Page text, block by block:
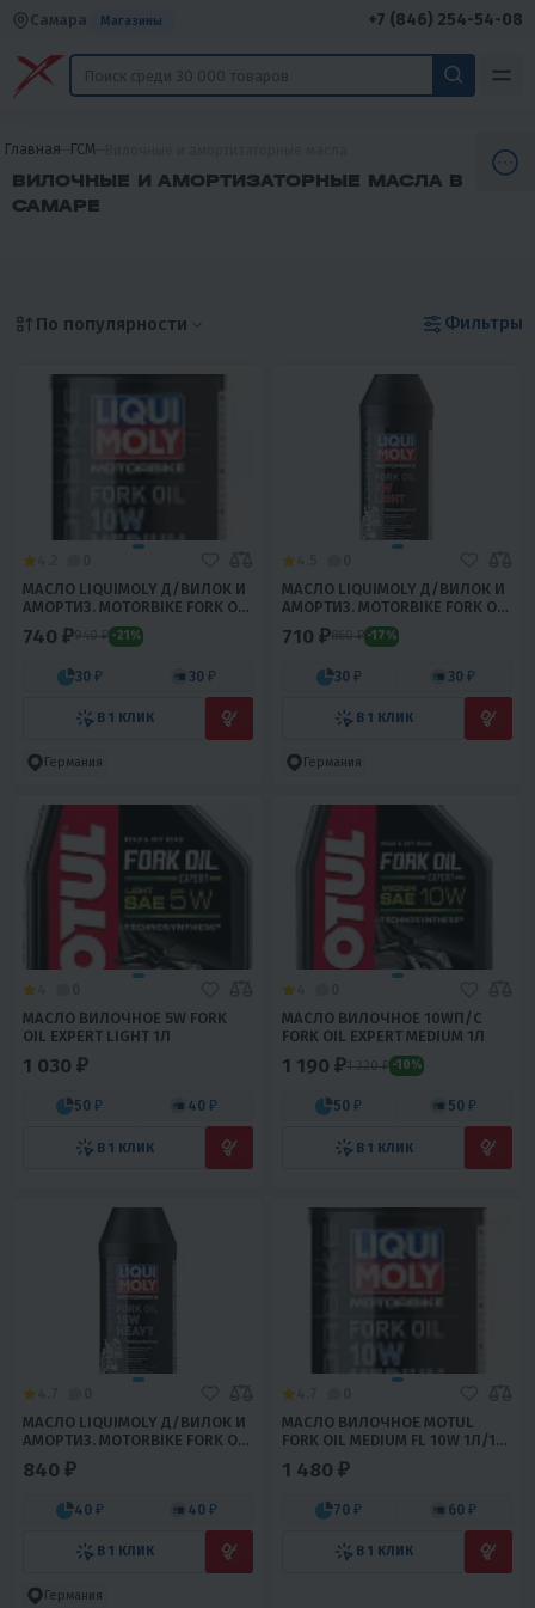
Самара Магазины +7 (846) 254-54-08
Главная ГСМ
ВИЛОЧНЫЕ И АМОРТИЗАТОРНЫЕ МАСЛА В
САМАРЕ
По популярности Фильтры
МАСЛО LIQUIMOLY Д/ВИЛОК И
АМОРТИЗ. MOTORBIKE FORK OIL
MEDIUM 10W (0.5Л)
740 ₽940 ₽ -21%
30 ₽ 30 ₽
В 1 КЛИК
Германия
МАСЛО LIQUIMOLY Д/ВИЛОК И
АМОРТИЗ. MOTORBIKE FORK OIL
LIGHT 5W (0.5Л)
710 ₽860 ₽ -17%
30 ₽ 30 ₽
В 1 КЛИК
Германия
МАСЛО ВИЛОЧНОЕ 5W FORK
OIL EXPERT LIGHT 1Л
1 030 ₽
50 ₽ 40 ₽
В 1 КЛИК
МАСЛО ВИЛОЧНОЕ 10WП/С
FORK OIL EXPERT MEDIUM 1Л
1 190 ₽1 320 ₽ -10%
50 ₽ 50 ₽
В 1 КЛИК
МАСЛО LIQUIMOLY Д/ВИЛОК И
АМОРТИЗ. MOTORBIKE FORK OIL
HEAVY 15W (0.5Л)
840 ₽
40 ₽ 40 ₽
В 1 КЛИК
Германия
МАСЛО ВИЛОЧНОЕ MOTUL
FORK OIL MEDIUM FL 10W 1Л/12
1 480 ₽
70 ₽ 60 ₽
В 1 КЛИК